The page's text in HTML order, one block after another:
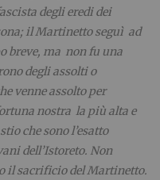
degli eredi dei
il Martinetto seguì ad
breve, ma non fu una
degli assolti o
venne assolto per
nostra la più alta e
che sono l’esatto
dell’Istoreto. Non
il sacrificio del Martinetto.